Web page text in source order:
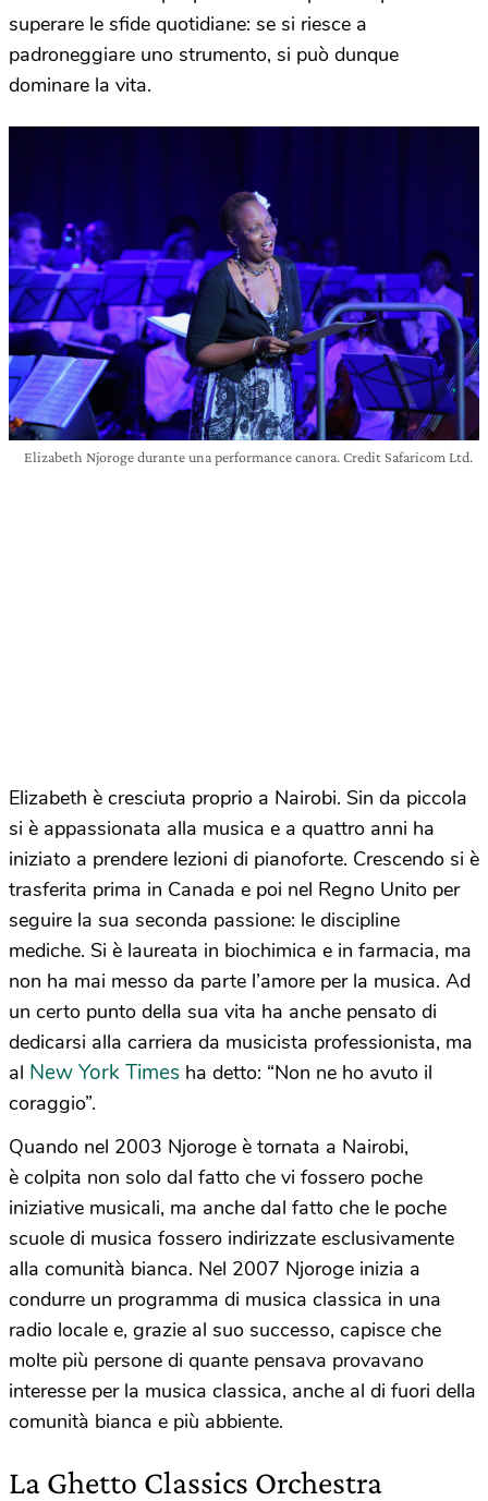
superare le sfide quotidiane: se si riesce a
padroneggiare uno strumento, si può dunque
dominare la vita.
Elizabeth Njoroge durante una performance canora. Credit Safaricom Ltd.
Elizabeth è cresciuta proprio a Nairobi. Sin da piccola
si è appassionata alla musica e a quattro anni ha
iniziato a prendere lezioni di pianoforte. Crescendo si è
trasferita prima in Canada e poi nel Regno Unito per
seguire la sua seconda passione: le discipline
mediche. Si è laureata in biochimica e in farmacia, ma
non ha mai messo da parte l’amore per la musica. Ad
un certo punto della sua vita ha anche pensato di
dedicarsi alla carriera da musicista professionista, ma
al New York Times ha detto: “Non ne ho avuto il
coraggio”.
Quando nel 2003 Njoroge è tornata a Nairobi,
è colpita non solo dal fatto che vi fossero poche
iniziative musicali, ma anche dal fatto che le poche
scuole di musica fossero indirizzate esclusivamente
alla comunità bianca. Nel 2007 Njoroge inizia a
condurre un programma di musica classica in una
radio locale e, grazie al suo successo, capisce che
molte più persone di quante pensava provavano
interesse per la musica classica, anche al di fuori della
comunità bianca e più abbiente.
La Ghetto Classics Orchestra